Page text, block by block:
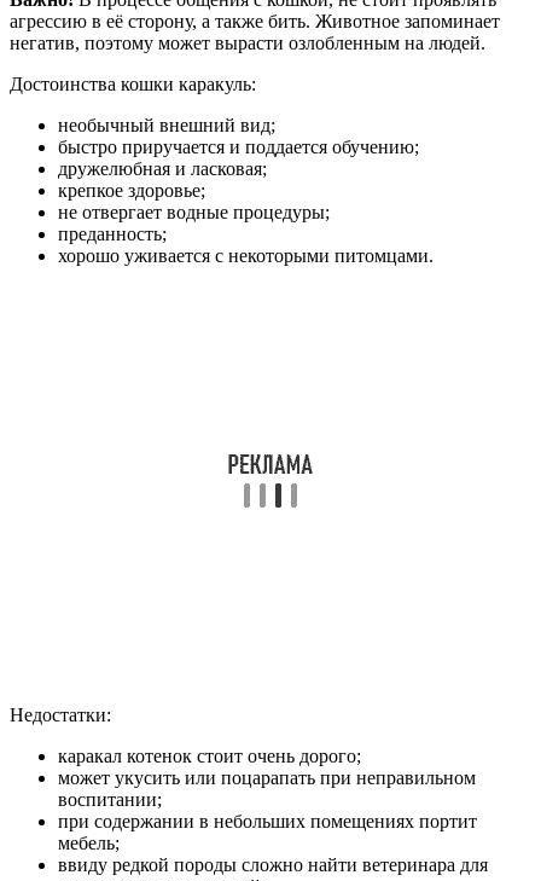
агрессию в её сторону, а также бить. Животное запоминает
негатив, поэтому может вырасти озлобленным на людей.
Достоинства кошки каракуль:
необычный внешний вид;
быстро приручается и поддается обучению;
дружелюбная и ласковая;
крепкое здоровье;
не отвергает водные процедуры;
преданность;
хорошо уживается с некоторыми питомцами.
Недостатки:
каракал котенок стоит очень дорого;
может укусить или поцарапать при неправильном
воспитании;
при содержании в небольших помещениях портит
мебель;
ввиду редкой породы сложно найти ветеринара для